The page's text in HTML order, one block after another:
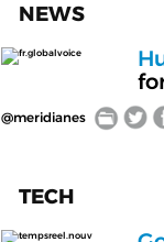
NEWS
fr.globalvoice
@meridianes
TECH
tempsreel.nouv